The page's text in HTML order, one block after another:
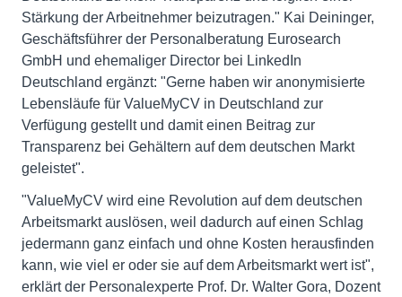
Stärkung der Arbeitnehmer beizutragen." Kai Deininger,
Geschäftsführer der Personalberatung Eurosearch
GmbH und ehemaliger Director bei LinkedIn
Deutschland ergänzt: "Gerne haben wir anonymisierte
Lebensläufe für ValueMyCV in Deutschland zur
Verfügung gestellt und damit einen Beitrag zur
Transparenz bei Gehältern auf dem deutschen Markt
geleistet".
"ValueMyCV wird eine Revolution auf dem deutschen
Arbeitsmarkt auslösen, weil dadurch auf einen Schlag
jedermann ganz einfach und ohne Kosten herausfinden
kann, wie viel er oder sie auf dem Arbeitsmarkt wert ist",
erklärt der Personalexperte Prof. Dr. Walter Gora, Dozent